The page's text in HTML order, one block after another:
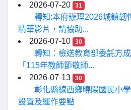
2026-07-20
31
轉知:本府辦理2026城鎮韌
精華影片，請協助...
2026-07-10
30
轉知：檢送教育部委託方
「115年教師節敬師...
2026-07-13
30
彰化縣線西鄉曉陽國民小
設置及運作要點